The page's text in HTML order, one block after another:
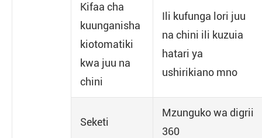
Kifaa cha
kuunganisha
kiotomatiki
kwa juu na
chini
Ili kufunga lori juu
na chini ili kuzuia
hatari ya
ushirikiano mno
Seketi
Mzunguko wa digrii
360